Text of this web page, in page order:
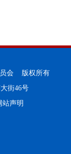
员会 版权所有
街46号
站声明